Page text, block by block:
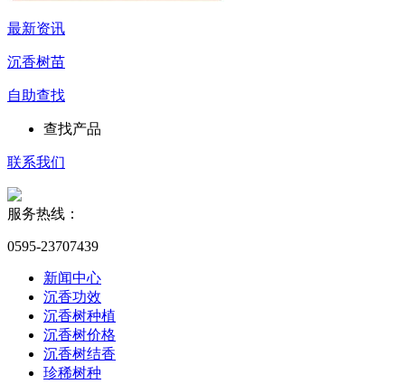
最新资讯
沉香树苗
自助查找
查找产品
联系我们
服务热线：
0595-23707439
新闻中心
沉香功效
沉香树种植
沉香树价格
沉香树结香
珍稀树种